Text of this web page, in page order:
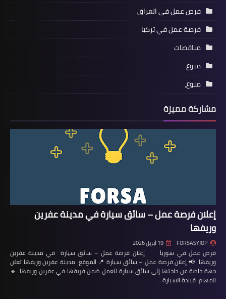
فرص عمل في العراق
فرصة عمل في تركيا
مناقصات
منوع
منوع،
مشاركة مميزة
إعلان فرصة عمل – سائق سيارة في مدينة عفرين
وريفها
FORSASYJOP 19 أبريل 2026
فرص عمل في سوريا إعلان فرصة عمل – سائق سيارة في مدينة عفرين
وريفها 📢 إعلان فرصة عمل – سائق سيارة 📍 الموقع: مدينة عفرين وريفها تعلن
جهة خاصة عن حاجتها إلى سائق سيارة للعمل ضمن فريقها في عفرين وريفها. 🔹
المهام: قيادة السيارة…